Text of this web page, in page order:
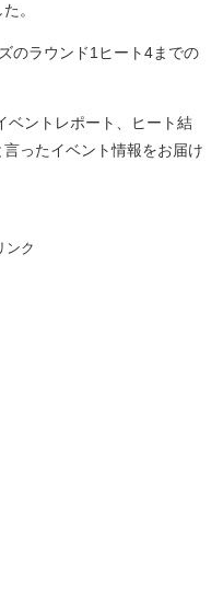
。
のラウンド1ヒート4までの
ベントレポート、ヒート結
ったイベント情報をお届け
ンク